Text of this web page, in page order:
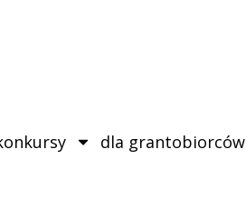
dla grantobiorców